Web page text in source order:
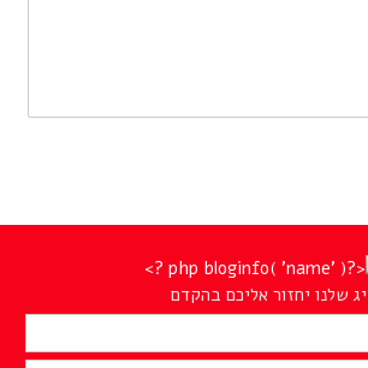
שלנו יחזור אליכם בהקדם